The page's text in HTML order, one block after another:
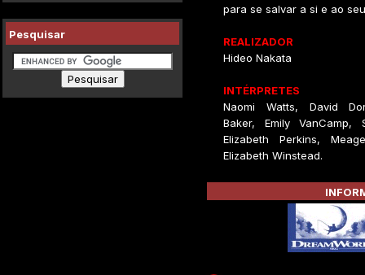
Pesquisar
para se salvar a si e ao
REALIZADOR
Hideo Nakata
INTÉRPRETES
Naomi Watts, David
Baker, Emily VanCamp,
Elizabeth Perkins,
Elizabeth Winstead.